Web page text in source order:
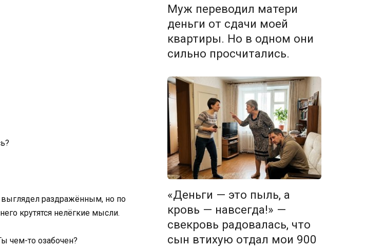
выглядел раздражённым, но по
крутятся нелёгкие мысли.
чем-то озабочен?
Муж переводил матери
деньги от сдачи моей
квартиры. Но в одном они
сильно просчитались.
«Деньги — это пыль, а
кровь — навсегда!» —
свекровь радовалась, что
сын втихую отдал мои 900